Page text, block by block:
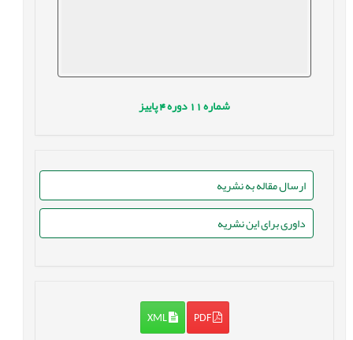
شماره11 دوره4 پاییز
ارسال مقاله به نشریه
داوری برای این نشریه
PDF
XML